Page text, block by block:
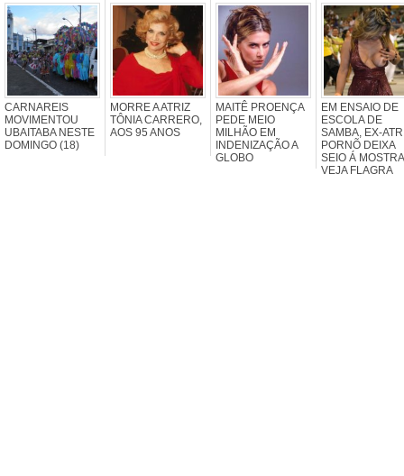
CARNAREIS
MOVIMENTOU
UBAITABA NESTE
DOMINGO (18)
MORRE A ATRIZ
TÔNIA CARRERO,
AOS 95 ANOS
MAITÊ PROENÇA
PEDE MEIO
MILHÃO EM
INDENIZAÇÃO A
GLOBO
EM ENSAIO DE
ESCOLA DE
SAMBA, EX-
PORNÕ DEIXA
SEIO Á
VEJA FLAGRA